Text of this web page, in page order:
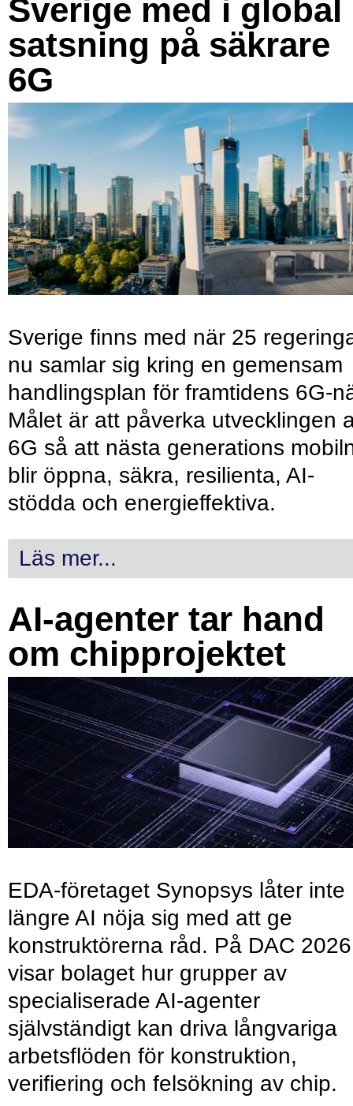
Sverige med i global
satsning på säkrare
6G
Sverige finns med när 25
nu samlar sig kring en gemensam
handlingsplan för framtidens 6G-
Målet är att påverka utvecklingen
6G så att nästa generations
blir öppna, säkra, resilienta, AI-
stödda och energieffektiva.
Läs mer...
AI-agenter tar hand
om chipprojektet
EDA-företaget Synopsys låter inte
längre AI nöja sig med att ge
konstruktörerna råd. På DAC 2026
visar bolaget hur grupper av
specialiserade AI-agenter
självständigt kan driva långvariga
arbetsflöden för konstruktion,
verifiering och felsökning av chip.